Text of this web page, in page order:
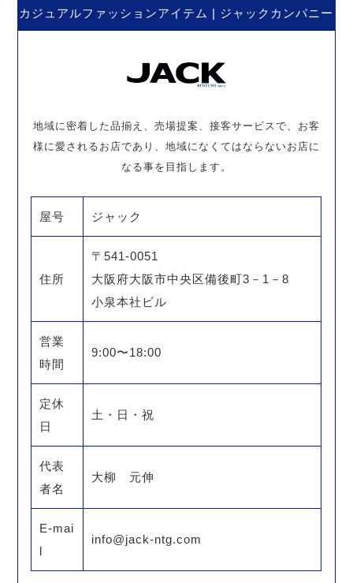
カジュアルファッションアイテム | ジャックカンパニー
地域に密着した品揃え、売場提案、接客サービスで、お客
様に愛されるお店であり、地域になくてはならないお店に
なる事を目指します。
屋号 ジャック
住所
〒541-0051
大阪府大阪市中央区備後町3－1－8
小泉本社ビル
営業
時間
9:00〜18:00
定休
日
土・日・祝
代表
者名
大柳 元伸
E-mai
l
info@jack-ntg.com